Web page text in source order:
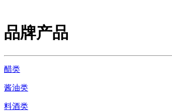
品牌产品
醋类
酱油类
料酒类